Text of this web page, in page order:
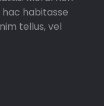
habitasse
tellus, vel